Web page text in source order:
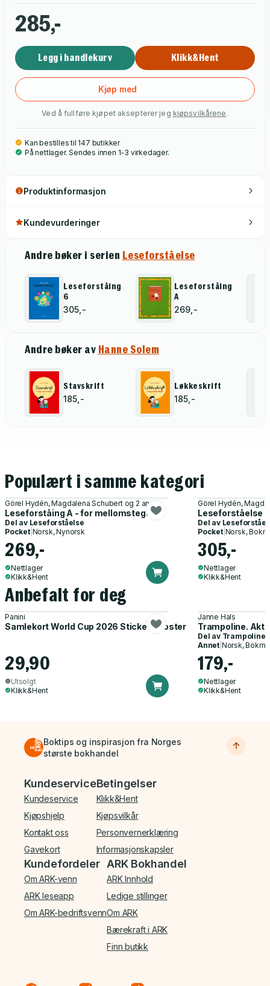
285,-
Legg i handlekurv Klikk&Hent
Kjøp med
Ved å fullføre kjøpet aksepterer jeg kjøpsvilkårene .
Kan bestilles til 147 butikker
På nettlager. Sendes innen 1-3 virkedager.
Produktinformasjon
Kundevurderinger
Andre bøker i serien Leseforståelse
Leseforståing
6
305,-
Leseforståing
A
269,-
Andre bøker av Hanne Solem
Stavskrift
185,-
Løkkeskrift
185,-
Populært i samme kategori
Görel Hydén, Magdalena Schubert og 2 andre
Leseforståing A - for mellomsteget
Del av Leseforståelse
Pocket| Norsk, Nynorsk
269,-
Nettlager
Klikk&Hent
Görel Hydén,
Leseforståelse
Del av
Pocket| Norsk,
305,-
Nettlager
Klikk&Hent
Anbefalt for deg
Panini
Samlekort World Cup 2026 Sticker Booster
29,90
Utsolgt
Klikk&Hent
Janne Hals
Trampoline.
Del av Trampoline
Annet| Norsk,
179,-
Nettlager
Klikk&Hent
Boktips og inspirasjon fra Norges
største bokhandel
Bunnmeny
Kundeservice
Kundeservice
Kjøpshjelp
Kontakt oss
Gavekort
Betingelser
Klikk&Hent
Kjøpsvilkår
Personvernerklæring
Informasjonskapsler
Kundefordeler
Om ARK-venn
ARK leseapp
Om ARK-bedriftsvenn
ARK Bokhandel
ARK Innhold
Ledige stillinger
Om ARK
Bærekraft i ARK
Finn butikk